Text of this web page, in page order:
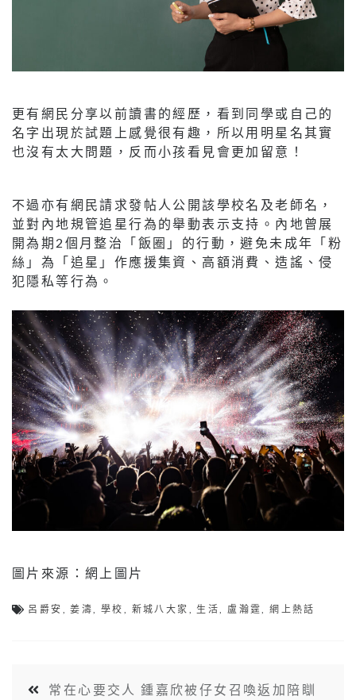
更有網民分享以前讀書的經歷，看到同學或自己的
名字出現於試題上感覺很有趣，所以用明星名其實
也沒有太大問題，反而小孩看見會更加留意！
不過亦有網民請求發帖人公開該學校名及老師名，
並對內地規管追星行為的舉動表示支持。內地曾展
開為期2個月整治「飯圈」的行動，避免未成年「粉
絲」為「追星」作應援集資、高額消費、造謠、侵
犯隱私等行為。
圖片來源：網上圖片
呂爵安 ,姜濤,學校 , 新城八大家 , 生活,盧瀚霆,網上熱話
常在心要交人 鍾嘉欣被仔女召喚返加陪瞓